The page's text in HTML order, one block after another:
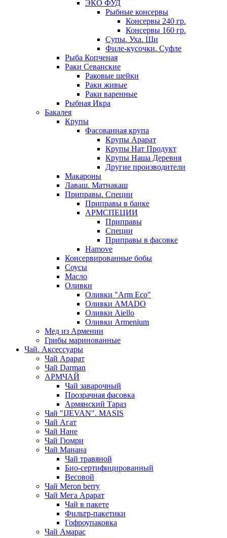
ЭКО ФУД
Рыбные консервы
Консервы 240 гр.
Консервы 160 гр.
Супы. Уха. Щи
Филе-кусочки. Суфле
Рыба Копченая
Раки Севанские
Раковые шейки
Раки живые
Раки варенные
Рыбная Икра
Бакалея
Крупы
Фасованная крупа
Крупы Арарат
Крупы Нат Продукт
Крупы Наша Деревня
Другие производители
Макароны
Лаваш. Матнакаш
Приправы. Специи
Приправы в банке
АРМСПЕЦИИ
Приправы
Специи
Приправы в фасовке
Hamove
Консервированные бобы
Соусы
Масло
Оливки
Оливки "Arm Eco"
Оливки AMADO
Оливки Aiello
Оливки Armenium
Мед из Армении
Грибы маринованные
Чай. Аксессуары
Чай Арарат
Чай Darman
АРМЧАЙ
Чай заварочный
Прозрачная фасовка
Армянский Тараз
Чай "IJEVAN". MASIS
Чай Агат
Чай Нане
Чай Гюмри
Чай Манана
Чай травяной
Био-сертифицированный
Весовой
Чай Meron berry
Чай Мега Арарат
Чай в пакете
Фильтр-пакетики
Гофроупаковка
Чай Амарас